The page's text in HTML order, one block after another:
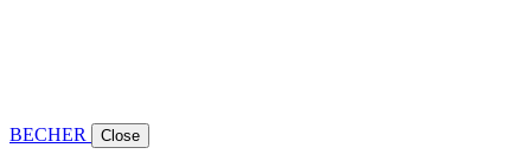
BECHER Close